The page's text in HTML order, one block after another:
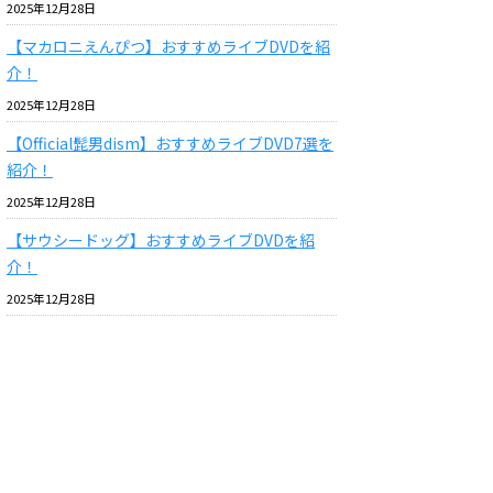
2025年12月28日
【マカロニえんぴつ】おすすめライブDVDを紹
介！
2025年12月28日
【Official髭男dism】おすすめライブDVD7選を
紹介！
2025年12月28日
【サウシードッグ】おすすめライブDVDを紹
介！
2025年12月28日